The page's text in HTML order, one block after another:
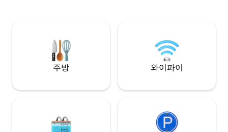
TV. 야외 식사 공간과 소파가 있는 넓은 파
주방 와이파이